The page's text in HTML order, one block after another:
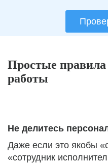
Простые правила
работы
Не делитесь
Даже если это якобы
«сотрудник